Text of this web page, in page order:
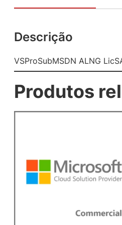
Descrição
VSProSubMSDN ALNG
Produtos